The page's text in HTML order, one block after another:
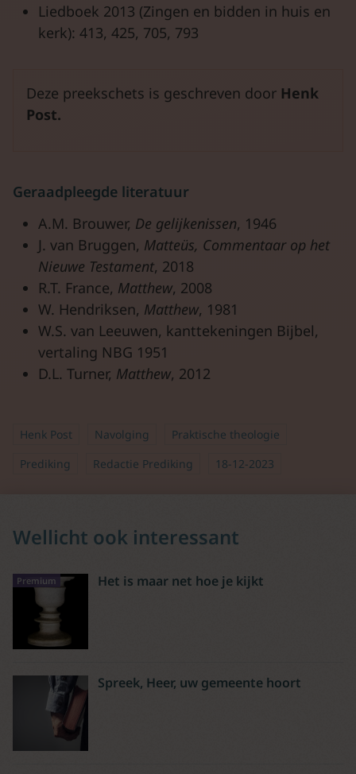
Liedboek 2013 (Zingen en bidden in huis en
kerk): 413, 425, 705, 793
Deze preekschets is geschreven door Henk
Post.
Geraadpleegde literatuur
A.M. Brouwer, De gelijkenissen, 1946
J. van Bruggen, Matteüs, Commentaar op het
Nieuwe Testament, 2018
R.T. France, Matthew, 2008
W. Hendriksen, Matthew, 1981
W.S. van Leeuwen, kanttekeningen Bijbel,
vertaling NBG 1951
D.L. Turner, Matthew, 2012
Henk Post Navolging
Praktische theologie
Prediking
Redactie Prediking 18-12-2023
Wellicht ook interessant
Premium Het is maar net hoe je kijkt
Spreek, Heer, uw gemeente hoort